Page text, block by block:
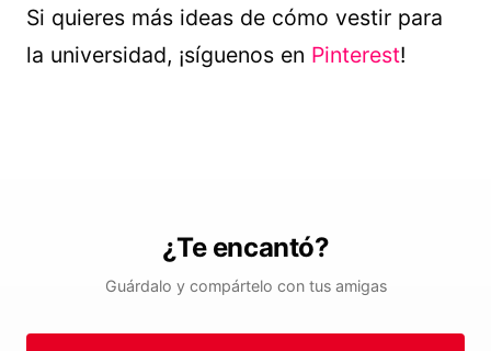
Si quieres más ideas de cómo vestir para
la universidad, ¡síguenos en Pinterest!
¿Te encantó?
Guárdalo y compártelo con tus amigas